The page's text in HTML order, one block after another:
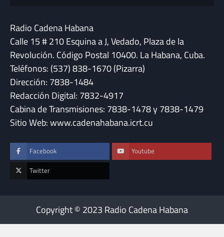
Radio Cadena Habana
Calle 15 # 210 Esquina a J, Vedado, Plaza de la
Revolución. Código Postal 10400. La Habana, Cuba.
Teléfonos: (537) 838-1670 (Pizarra)
Dirección: 7838-1484
Redacción Digital: 7832-4917
Cabina de Transmisiones: 7838-1478 y 7838-1479
Sitio Web: www.cadenahabana.icrt.cu
Facebook Youtube
Twitter